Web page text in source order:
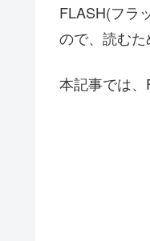
FLASH(フラ
ので、読む
本記事では